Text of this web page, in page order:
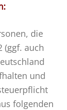
die
(ggf. auch
und
folgenden